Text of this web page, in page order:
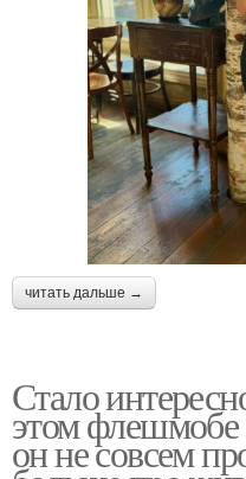
читать дальше →
Стало
этом флешмобе
он не совсем